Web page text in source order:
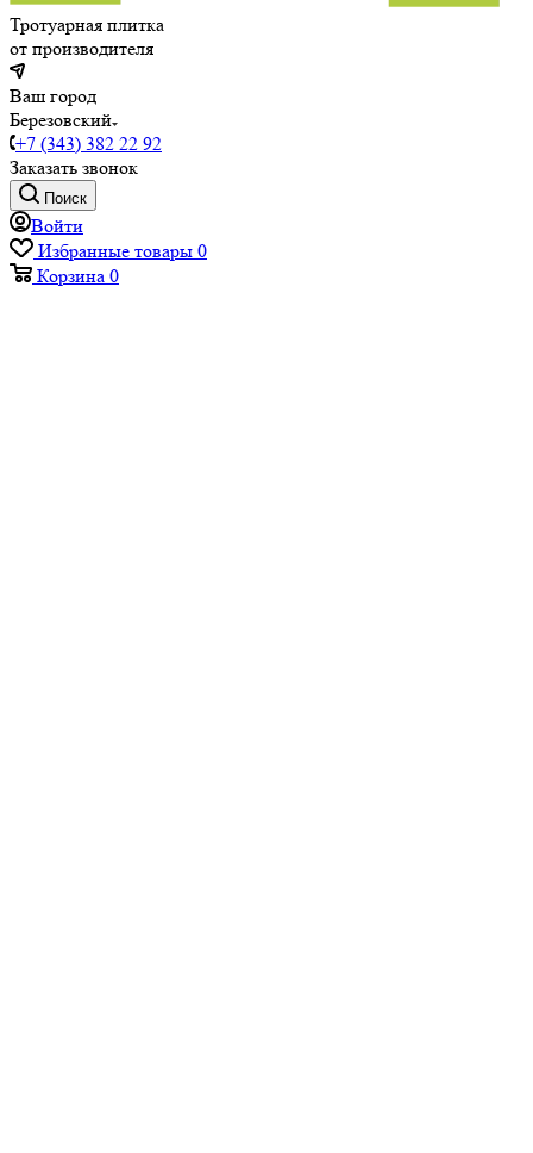
Тротуарная плитка
от производителя
Ваш город
Березовский
+7 (343) 382 22 92
Заказать звонок
Поиск
Войти
Избранные товары 0
Корзина 0